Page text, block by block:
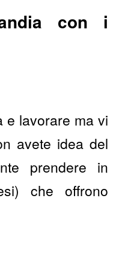
con i
e lavorare ma vi
avete idea del
prendere in
che offrono